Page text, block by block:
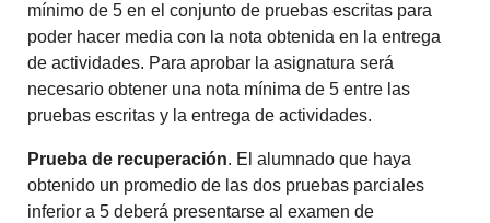
mínimo de 5 en el conjunto de pruebas escritas para
poder hacer media con la nota obtenida en la entrega
de actividades. Para aprobar la asignatura será
necesario obtener una nota mínima de 5 entre las
pruebas escritas y la entrega de actividades.
Prueba de recuperación. El alumnado que haya
obtenido un promedio de las dos pruebas parciales
inferior a 5 deberá presentarse al examen de